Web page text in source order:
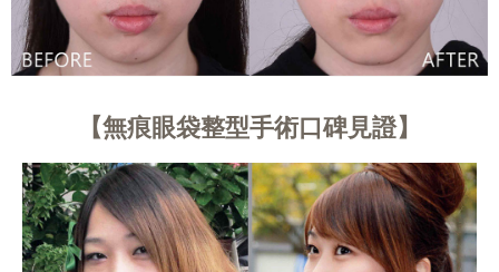
無痕眼袋整型手術口碑見證